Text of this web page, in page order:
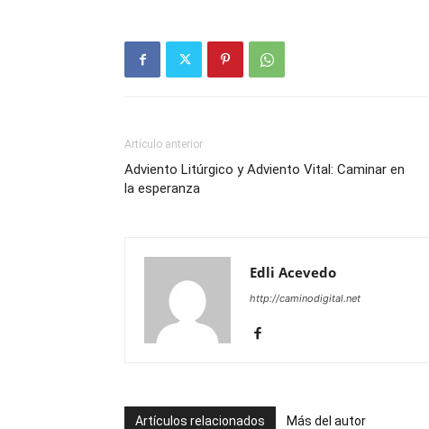
Artículo anterior
Adviento Litúrgico y Adviento Vital: Caminar en
la esperanza
Edli Acevedo
http://caminodigital.net
Artículos relacionados Más del autor